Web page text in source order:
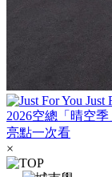
Just
2026空總「晴空
亮點一次看
×